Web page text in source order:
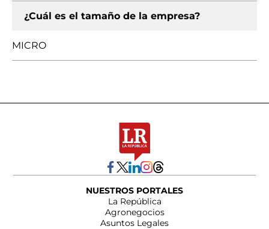
¿Cuál es el tamaño de la empresa?
MICRO
NUESTROS PORTALES
La República
Agronegocios
Asuntos Legales